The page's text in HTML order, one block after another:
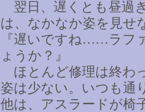
翌日、遅くとも昼過
は、なかなか姿を見せ
『遅いですね…… ラフ
ょうか？』
ほとんど修理は終わ
姿は少ない。いつも通
他は、アスラードが椅